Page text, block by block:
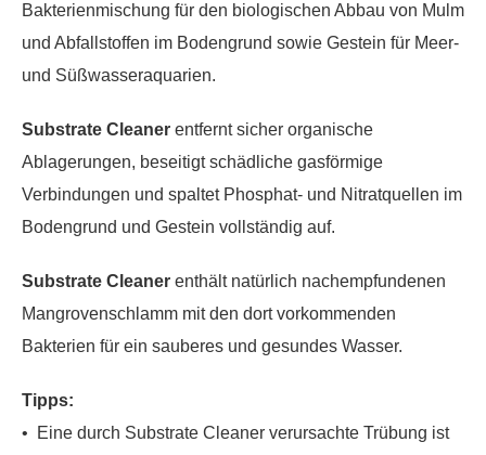
Bakterienmischung für den biologischen Abbau von Mulm
und Abfallstoffen im Bodengrund sowie Gestein für Meer-
und Süßwasseraquarien.
Substrate Cleaner entfernt sicher organische
Ablagerungen, beseitigt schädliche gasförmige
Verbindungen und spaltet Phosphat- und Nitratquellen im
Bodengrund und Gestein vollständig auf.
Substrate Cleaner enthält natürlich nachempfundenen
Mangrovenschlamm mit den dort vorkommenden
Bakterien für ein sauberes und gesundes Wasser.
Tipps:
• Eine durch Substrate Cleaner verursachte Trübung ist